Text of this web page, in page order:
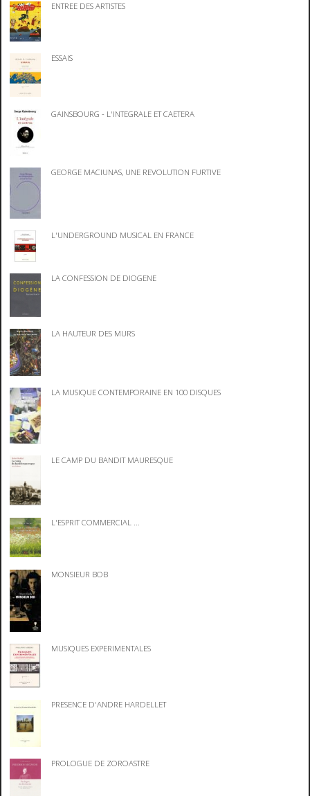
ENTREE DES ARTISTES
ESSAIS
GAINSBOURG - L'INTEGRALE ET CAETERA
GEORGE MACIUNAS, UNE REVOLUTION FURTIVE
L'UNDERGROUND MUSICAL EN FRANCE
LA CONFESSION DE DIOGENE
LA HAUTEUR DES MURS
LA MUSIQUE CONTEMPORAINE EN 100 DISQUES
LE CAMP DU BANDIT MAURESQUE
L'ESPRIT COMMERCIAL ...
MONSIEUR BOB
MUSIQUES EXPERIMENTALES
PRESENCE D'ANDRE HARDELLET
PROLOGUE DE ZOROASTRE